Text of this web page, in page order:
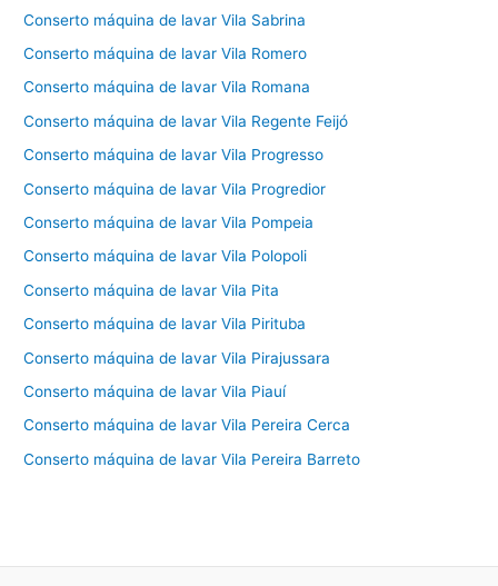
Conserto máquina de lavar Vila Sabrina
Conserto máquina de lavar Vila Romero
Conserto máquina de lavar Vila Romana
Conserto máquina de lavar Vila Regente Feijó
Conserto máquina de lavar Vila Progresso
Conserto máquina de lavar Vila Progredior
Conserto máquina de lavar Vila Pompeia
Conserto máquina de lavar Vila Polopoli
Conserto máquina de lavar Vila Pita
Conserto máquina de lavar Vila Pirituba
Conserto máquina de lavar Vila Pirajussara
Conserto máquina de lavar Vila Piauí
Conserto máquina de lavar Vila Pereira Cerca
Conserto máquina de lavar Vila Pereira Barreto